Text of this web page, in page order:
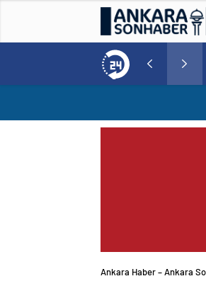
Norweç silahlı kuvvetleri kadınlardan oluşan özel kuvvetler eğitimlerini başlattı.
Ankara Haber – Ankara